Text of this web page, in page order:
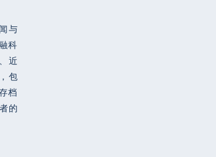
与
科
近
包
档
的